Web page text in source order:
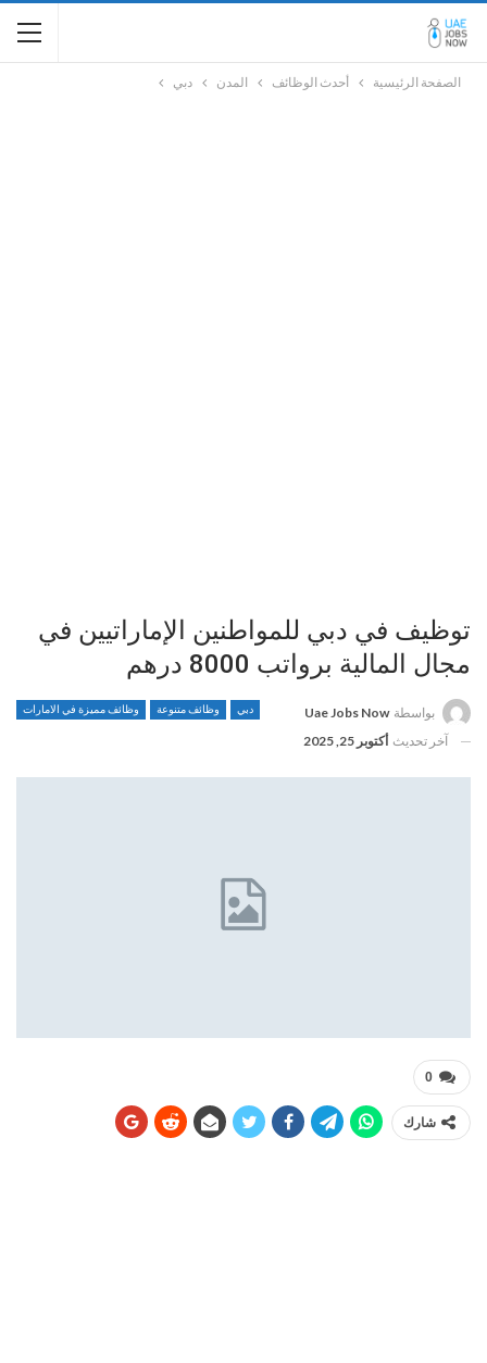
الصفحة الرئيسية أحدث الوظائف المدن دبي
توظيف في دبي للمواطنين الإماراتيين في
مجال المالية برواتب 8000 درهم
دبي وظائف متنوعة وظائف مميزة في الامارات بواسطة Uae Jobs Now
آخر تحديث أكتوبر 25, 2025
0
شارك